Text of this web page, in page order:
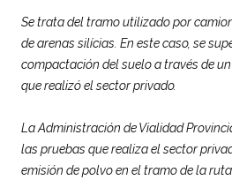
Se trata del tramo utilizado por
de arenas silícias. En este caso, se
compactación del suelo a través de
que realizó el sector privado.
La Administración de Vialidad
las pruebas que realiza el sector
emisión de polvo en el tramo de la